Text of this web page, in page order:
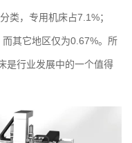
类，专用机床占7.1%；
其它地区仅为0.67%。所
是行业发展中的一个值得